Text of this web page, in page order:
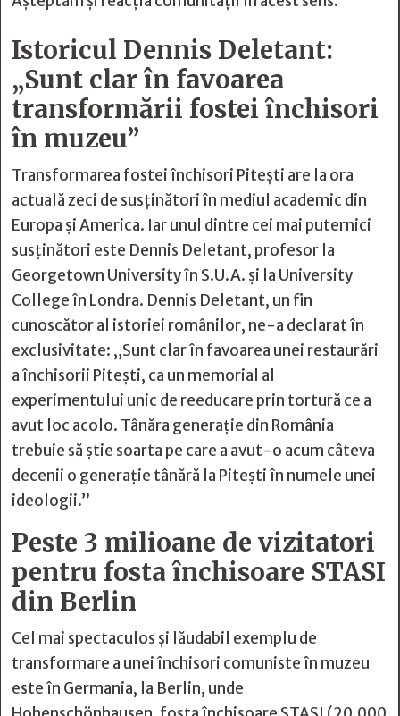
Istoricul Dennis Deletant:
„Sunt clar în favoarea
transformării fostei închisori
în muzeu”
Transformarea fostei închisori Pitești are la ora
actuală zeci de susținători în mediul academic din
Europa și America. Iar unul dintre cei mai puternici
susținători este Dennis Deletant, profesor la
Georgetown University în S.U.A. și la University
College în Londra. Dennis Deletant, un fin
cunoscător al istoriei românilor, ne-a declarat în
exclusivitate: „Sunt clar în favoarea unei restaurări
a închisorii Pitești, ca un memorial al
experimentului unic de reeducare prin tortură ce a
avut loc acolo. Tânăra generație din România
trebuie să știe soarta pe care a avut-o acum câteva
decenii o generație tânără la Pitești în numele unei
ideologii.”
Peste 3 milioane de vizitatori
pentru fosta închisoare STASI
din Berlin
Cel mai spectaculos și lăudabil exemplu de
transformare a unei închisori comuniste în muzeu
este în Germania, la Berlin, unde